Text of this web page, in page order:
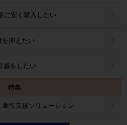
に安く購入したい
抑えたい
越をしたい
特集
引支援ソリューション